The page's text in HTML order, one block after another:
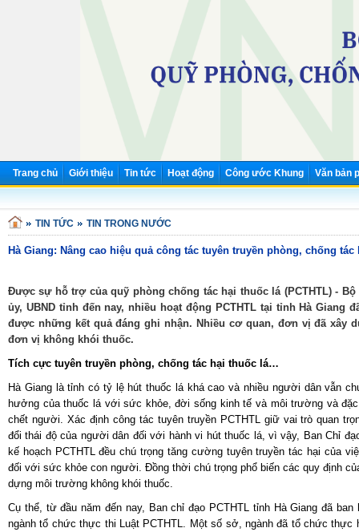
Trang chủ Giới thiệu Tin tức Hoạt động Công ước Khung Văn bản
TIN TỨC TIN TRONG NƯỚC
Hà Giang: Nâng cao hiệu quả công tác tuyên truyền phòng, chống tác
Được sự hỗ trợ của quỹ phòng chống tác hại thuốc lá (PCTHTL) -
ủy, UBND tỉnh đến nay, nhiều hoạt động PCTHTL tại tỉnh Hà Giang
được những kết quả đáng ghi nhận. Nhiều cơ quan, đơn vị đã xây
đơn vị không khói thuốc.
Tích cực tuyên truyền phòng, chống tác hại thuốc lá…
Hà Giang là tỉnh có tỷ lệ hút thuốc lá khá cao và nhiều người dân vẫn
hưởng của thuốc lá với sức khỏe, đời sống kinh tế và môi trường và
chết người. Xác định công tác tuyên truyền PCTHTL giữ vai trò quan
đổi thái độ của người dân đối với hành vi hút thuốc lá, vì vậy, Ban Chỉ
kế hoạch PCTHTL đều chú trọng tăng cường tuyên truyền tác hại của
đối với sức khỏe con người. Đồng thời chú trọng phổ biến các quy định
dựng môi trường không khói thuốc.
Cụ thể, từ đầu năm đến nay, Ban chỉ đạo PCTHTL tỉnh Hà Giang đã
ngành tổ chức thực thi Luật PCTHTL. Một số sở, ngành đã tổ chức thực